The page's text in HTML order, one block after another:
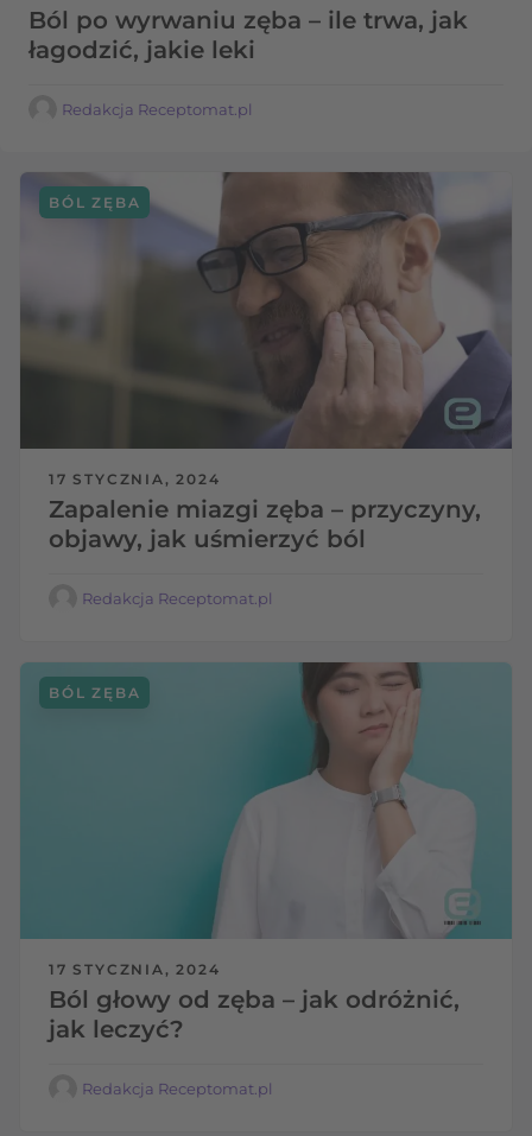
Ból po wyrwaniu zęba – ile trwa, jak
łagodzić, jakie leki
Redakcja Receptomat.pl
17 STYCZNIA, 2024
Zapalenie miazgi zęba – przyczyny,
objawy, jak uśmierzyć ból
BÓL ZĘBA
Redakcja Receptomat.pl
17 STYCZNIA, 2024
Ból głowy od zęba – jak odróżnić,
jak leczyć?
BÓL ZĘBA
Redakcja Receptomat.pl